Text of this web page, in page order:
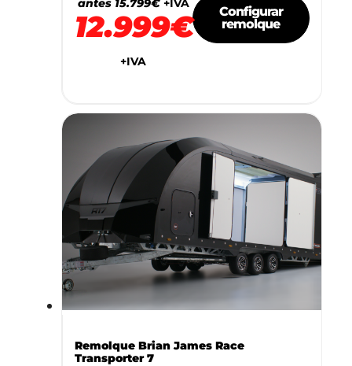
Configurar
remolque
12.999€
+IVA
Remolque Brian James Race
Transporter 7